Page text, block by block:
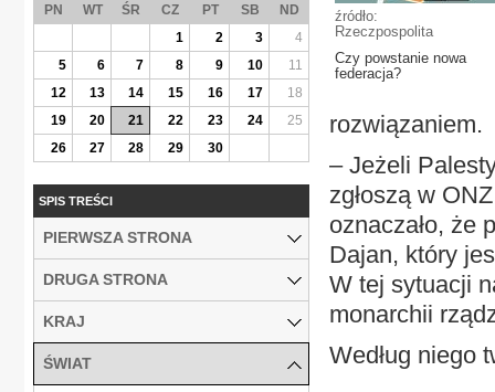
źródło:
Rzeczpospolita
Czy powstanie nowa
federacja?
rozwiązaniem.
– Jeżeli
zgłoszą w
oznaczało, że
Dajan, który
W tej sytuacji
monarchii
Według niego
PN WT ŚR CZ PT SB
ND
1
2 3
4
5
6 7 8 9 10
11
12
13 14 15 16 17
18
19
20 21 22 23 24
25
26
27 28 29 30
SPIS TREŚCI
PIERWSZA STRONA
DRUGA STRONA
KRAJ
ŚWIAT